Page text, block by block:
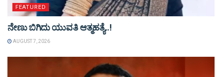
FEATURED
ನೇಣು ಬಿಗಿದು ಯುವತಿ ಆತ್ಮಹತ್ಯೆ..!
AUGUST 7, 2026